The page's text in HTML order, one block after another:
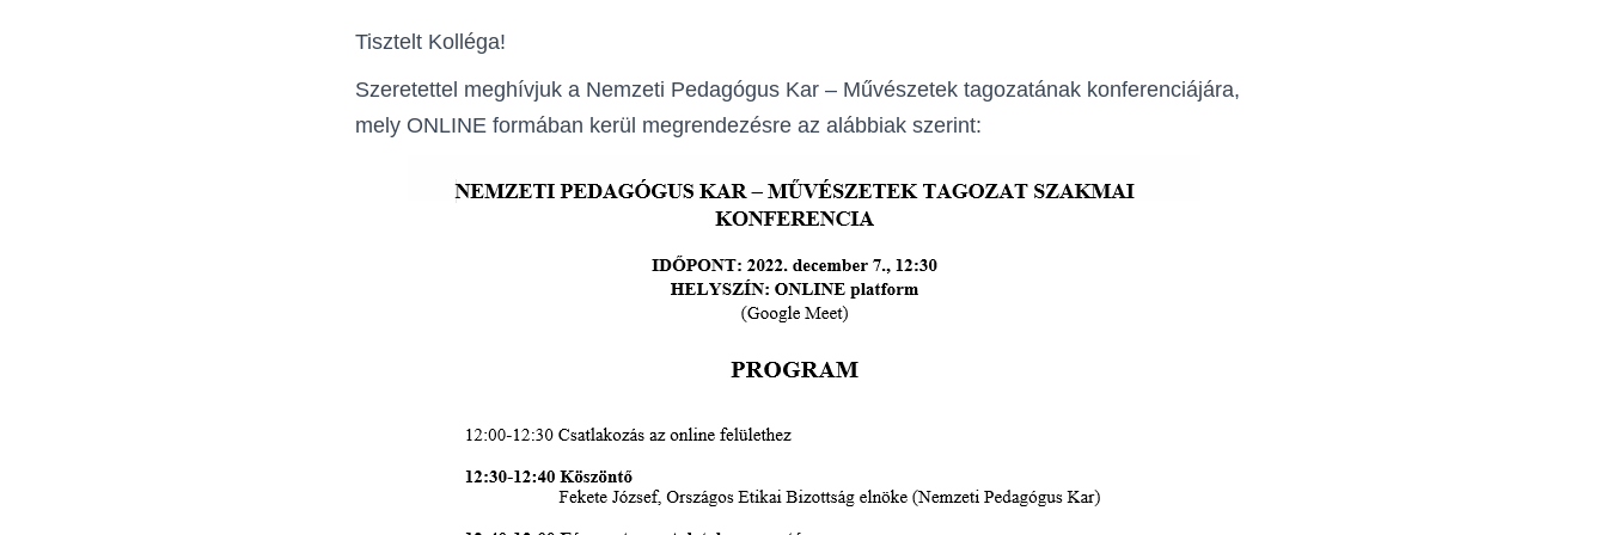
Tisztelt Kolléga!
Szeretettel meghívjuk a Nemzeti Pedagógus Kar – Művészetek tagozatának konferenciájára,
mely ONLINE formában kerül megrendezésre az alábbiak szerint: